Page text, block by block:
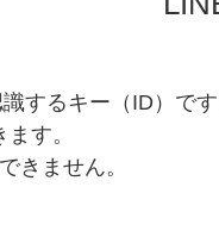
するキー（ID）です
す。
きません。